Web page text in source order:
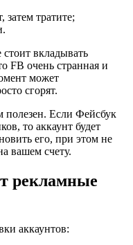
затем тратите;
вкладывать
FB очень странная и
может
сгорят.
полезен. Если Фейсбук
то аккаунт будет
его, при этом не
вашем счету.
рекламные
аккаунтов: